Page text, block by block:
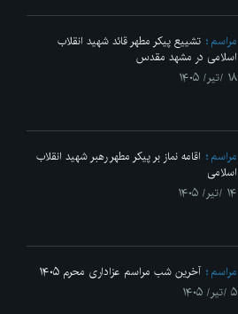
مراسم
تشییع پیکر مطهر قائد شهید انقلاب
اسلامی در مشهد مقدس
۱۸ /تیر/ ۱۴۰۵
مراسم
اقامه نماز بر پیکر مطهر رهبر شهید انقلاب
اسلامی
۱۴ /تیر/ ۱۴۰۵
مراسم
آخرین شب مراسم عزاداری محرم ۱۴۰۵
۵ /تیر/ ۱۴۰۵